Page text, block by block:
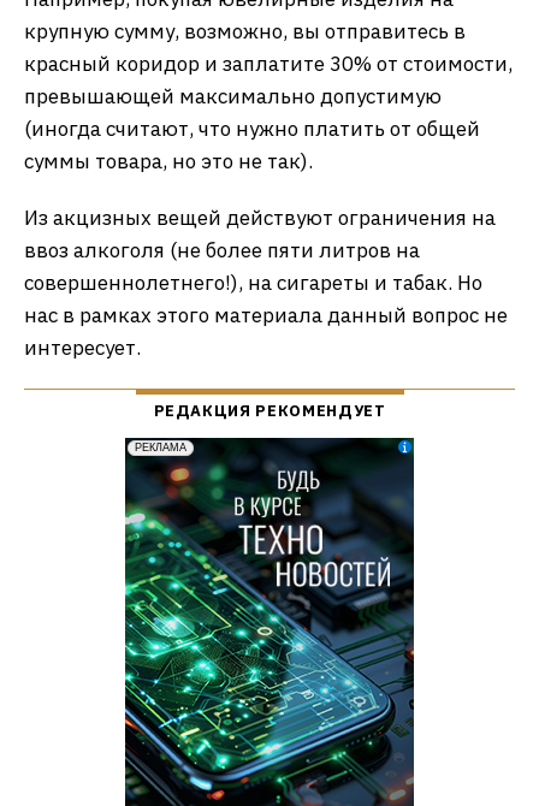
крупную сумму, возможно, вы отправитесь в
красный коридор и заплатите 30% от стоимости,
превышающей максимально допустимую
(иногда считают, что нужно платить от общей
суммы товара, но это не так).
Из акцизных вещей действуют ограничения на
ввоз алкоголя (не более пяти литров на
совершеннолетнего!), на сигареты и табак. Но
нас в рамках этого материала данный вопрос не
интересует.